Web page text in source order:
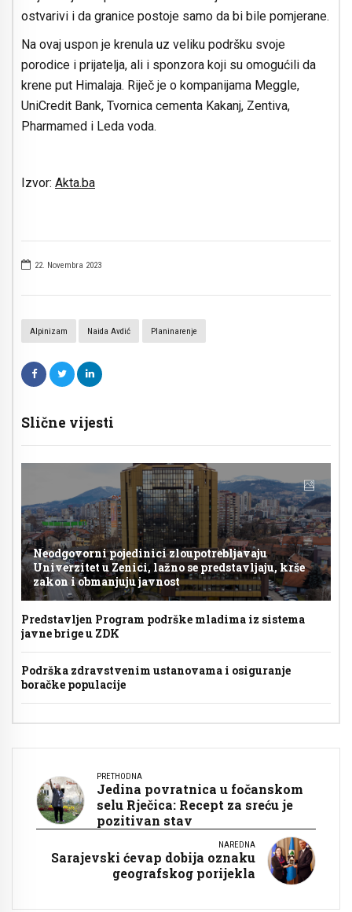
22. Novembra 2023
Alpinizam Naida Avdić Planinarenje
Slične vijesti
Neodgovorni pojedinici zloupotrebljavaju
Univerzitet u Zenici, lažno se predstavljaju, krše
zakon i obmanjuju javnost
Predstavljen Program podrške mladima iz sistema
javne brige u ZDK
Podrška zdravstvenim ustanovama i osiguranje
boračke populacije
ostvarivi i da granice postoje samo da bi bile pomjerane.
Na ovaj uspon je krenula uz veliku podršku svoje
porodice i prijatelja, ali i sponzora koji su omogućili da
krene put Himalaja. Riječ je o kompanijama Meggle,
UniCredit Bank, Tvornica cementa Kakanj, Zentiva,
Pharmamed i Leda voda.
Izvor: Akta.ba
PRETHODNA
Jedina povratnica u fočanskom
selu Rječica: Recept za sreću je
pozitivan stav
NAREDNA
Sarajevski ćevap dobija oznaku
geografskog porijekla